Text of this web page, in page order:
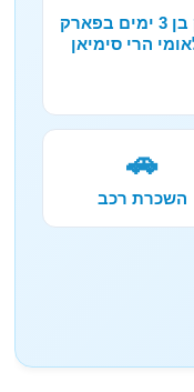
טרק בן 3 ימים בפארק
הרי סימיאן
🚗
השכרת רכב